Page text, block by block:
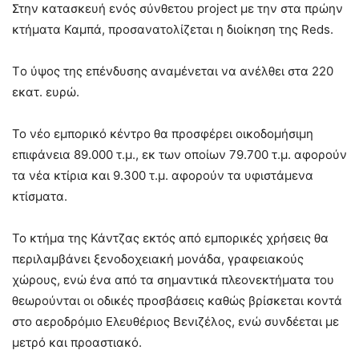
Στην κατασκευή ενός σύνθετου project με την στα πρώην
κτήματα Καμπά, προσανατολίζεται η διοίκηση της Reds.
Tο ύψος της επένδυσης αναμένεται να ανέλθει στα 220
εκατ. ευρώ.
Το νέο εμπορικό κέντρο θα προσφέρει οικοδομήσιμη
επιφάνεια 89.000 τ.μ., εκ των οποίων 79.700 τ.μ. αφορούν
τα νέα κτίρια και 9.300 τ.μ. αφορούν τα υφιστάμενα
κτίσματα.
Το κτήμα της Κάντζας εκτός από εμπορικές χρήσεις θα
περιλαμβάνει ξενοδοχειακή μονάδα, γραφειακούς
χώρους, ενώ ένα από τα σημαντικά πλεονεκτήματα του
θεωρούνται οι οδικές προσβάσεις καθώς βρίσκεται κοντά
στο αεροδρόμιο Ελευθέριος Βενιζέλος, ενώ συνδέεται με
μετρό και προαστιακό.